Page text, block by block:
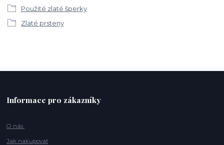
Použité zlaté šperky
Zlaté prsteny
Informace pro zákazníky
O nás
Jak nakupovat